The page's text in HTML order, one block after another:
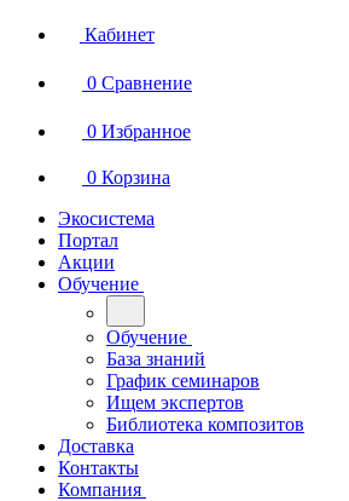
Кабинет
0 Сравнение
0 Избранное
0 Корзина
Экосистема
Портал
Акции
Обучение
Обучение
База знаний
График семинаров
Ищем экспертов
Библиотека композитов
Доставка
Контакты
Компания